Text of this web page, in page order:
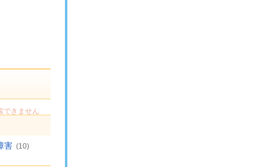
できません
害 (10)